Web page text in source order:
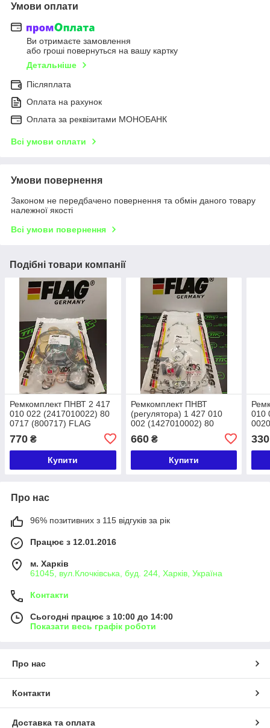
Умови оплати
Ви отримаєте замовлення
або гроші повернуться на вашу картку
Детальніше
Післяплата
Оплата на рахунок
Оплата за реквізитами МОНОБАНК
Всі умови оплати
Умови повернення
Законом не передбачено повернення та обмін даного товару
належної якості
Всі умови повернення
Подібні товари компанії
Ремкомплект ПНВТ 2 417
010 022 (2417010022) 80
0717 (800717) FLAG
770 ₴
Купити
Ремкомплект ПНВТ
(регулятора) 1 427 010
002 (1427010002) 80
660₴
Купити
010
330
Про нас
96% позитивних з 115 відгуків за рік
Працює з 12.01.2016
м. Харків
61045, вул.Клочківська, буд. 244, Харків, Україна
Контакти
Сьогодні працює з 10:00 до 14:00
Показати весь графік роботи
Про нас
Контакти
Доставка та оплата